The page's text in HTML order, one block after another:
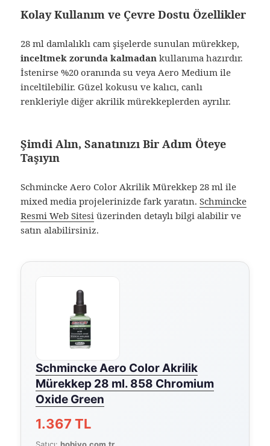
Kolay Kullanım ve Çevre Dostu Özellikler
28 ml damlalıklı cam şişelerde sunulan mürekkep,
inceltmek zorunda kalmadan kullanıma hazırdır.
İstenirse %20 oranında su veya Aero Medium ile
inceltilebilir. Güzel kokusu ve kalıcı, canlı
renkleriyle diğer akrilik mürekkeplerden ayrılır.
Şimdi Alın, Sanatınızı Bir Adım Öteye
Taşıyın
Schmincke Aero Color Akrilik Mürekkep 28 ml ile
mixed media projelerinizde fark yaratın.Schmincke
Resmi Web Sitesi üzerinden detaylı bilgi alabilir ve
satın alabilirsiniz.
Schmincke Aero Color Akrilik
Mürekkep 28 ml. 858 Chromium
Oxide Green
1.367 TL